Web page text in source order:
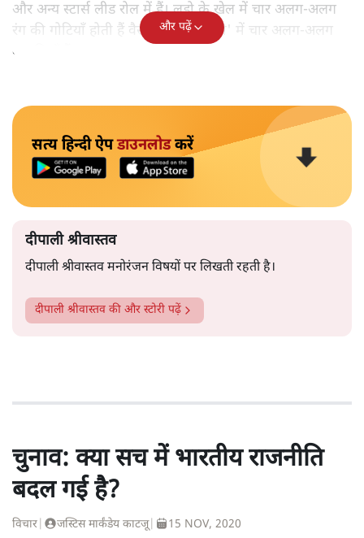
और अन्य स्टार्स लीड रोल में हैं। लूडो के खेल में चार अलग-अलग
रंग की गोटियाँ होती हैं वैसे ही फ़िल्म 'लूडो' में चार अलग-अलग
कहानियाँ हैं।
और पढ़ें
सत्य हिन्दी ऐपडाउनलोडकरें
दीपाली श्रीवास्तव
दीपाली श्रीवास्तव मनोरंजन विषयों पर लिखती रहती है।
दीपाली श्रीवास्तव की और स्टोरी पढ़ें
चुनाव: क्या सच में भारतीय राजनीति
बदल गई है?
विचार जस्टिस मार्कंडेय काटजू| 15 NOV, 2020